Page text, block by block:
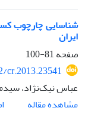
شناسایی چارچوب
ایران
صفحه81-100
عباس نیک‌نژاد،
مشاهده مقاله